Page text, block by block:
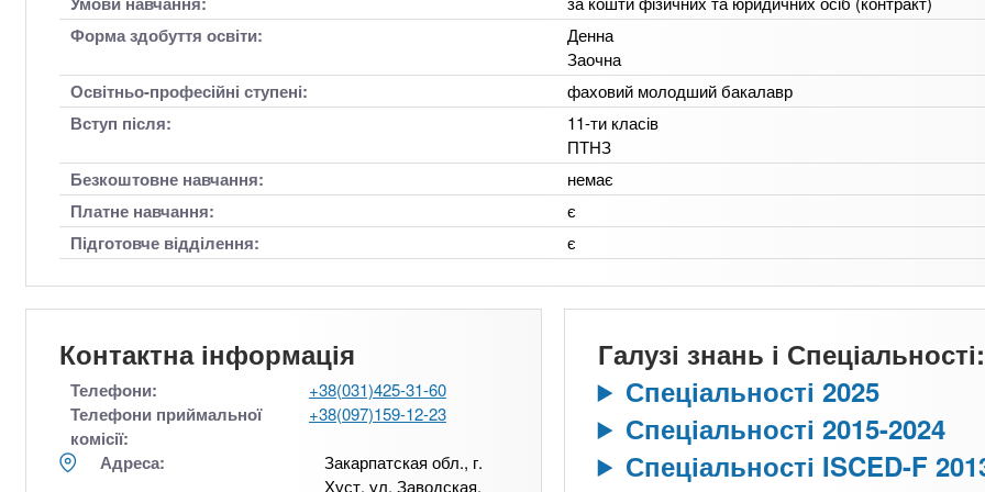
Форма здобуття освіти:
Денна
Заочна
Освітньо-професійні ступені: фаховий молодший бакалавр
Вступ після:
11-ти класів
ПТНЗ
Безкоштовне навчання: немає
Платне навчання: є
Підготовче відділення: є
Контактна інформація
Телефони: +38(031)425-31-60
Телефони приймальної
комісії:
+38(097)159-12-23
Адреса:
Закарпатская обл., г.
Хуст, ул. Заводская,
Галузі знань і Спеціальності:
Спеціальності 2025
Спеціальності 2015-2024
Спеціальності ISCED-F